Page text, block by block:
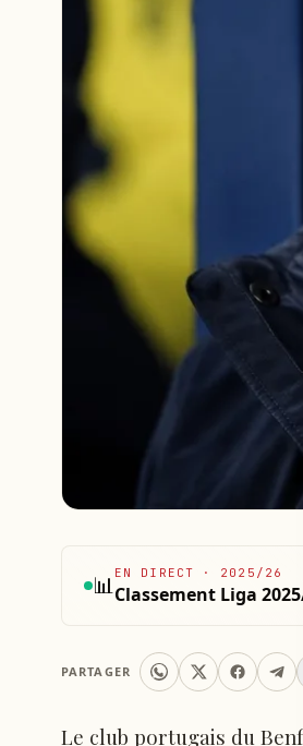
📊EN DIRECT · 2025/26
Classement Liga
PARTAGER
Le club portugais du